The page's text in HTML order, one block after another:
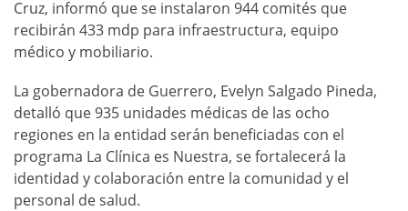
Cruz, informó que se instalaron 944 comités que
recibirán 433 mdp para infraestructura, equipo
médico y mobiliario.
La gobernadora de Guerrero, Evelyn Salgado Pineda,
detalló que 935 unidades médicas de las ocho
regiones en la entidad serán beneficiadas con el
programa La Clínica es Nuestra, se fortalecerá la
identidad y colaboración entre la comunidad y el
personal de salud.